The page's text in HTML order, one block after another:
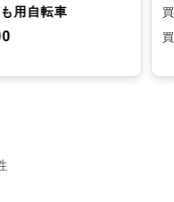
用自転車